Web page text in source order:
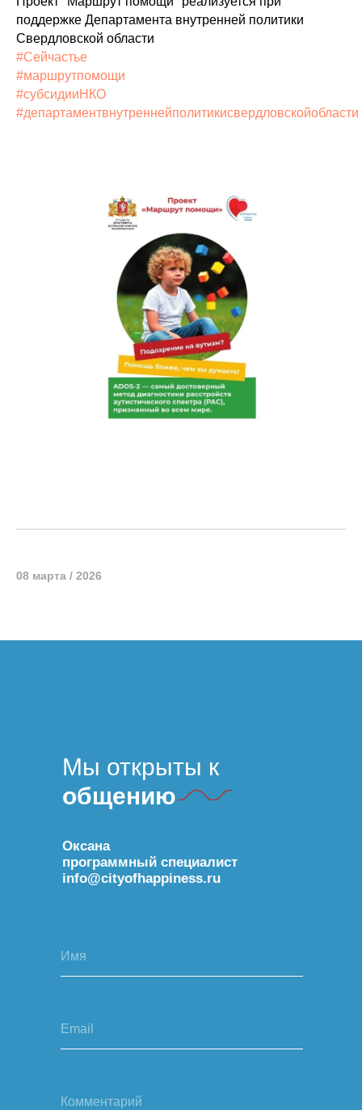
поддержке Департамента внутренней политики
Свердловской области
#Сейчастье
#маршрутпомощи
#субсидииНКО
#департаментвнутреннейполитикисвердловскойобласти
08 марта / 2026
Мы открыты к
общению
Оксана
программный специалист
info@cityofhappiness.ru